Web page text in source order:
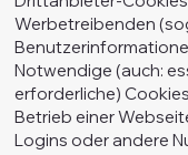
Werbetreibenden
Notwendige (auch:
erforderliche)
Betrieb einer
Logins oder andere